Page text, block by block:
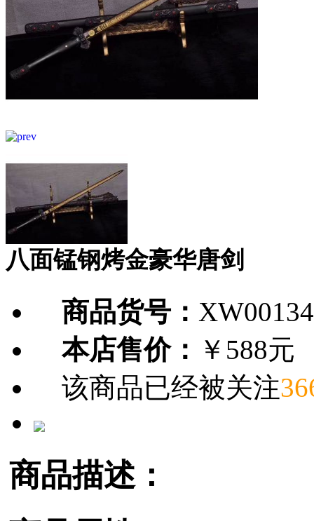
八面锰钢烤金豪华唐剑
商品货号：
本店售价： ￥588元
该商品已经被关注
商品描述：